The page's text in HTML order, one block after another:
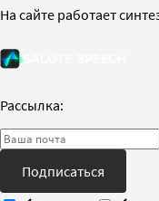
На сайте работает
Рассылка:
Подписаться